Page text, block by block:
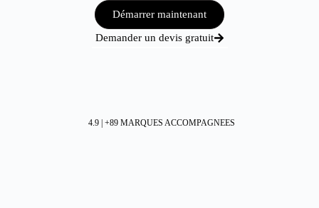
Démarrer maintenant
Demander un devis gratuit
4.9 | +89 MARQUES ACCOMPAGNEES